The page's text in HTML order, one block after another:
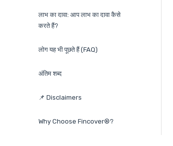
लाभ का दावा: आप लाभ का दावा कैसे
करते हैं?
लोग यह भी पूछते हैं (FAQ)
अंतिम शब्द
📌 Disclaimers
Why Choose Fincover®?